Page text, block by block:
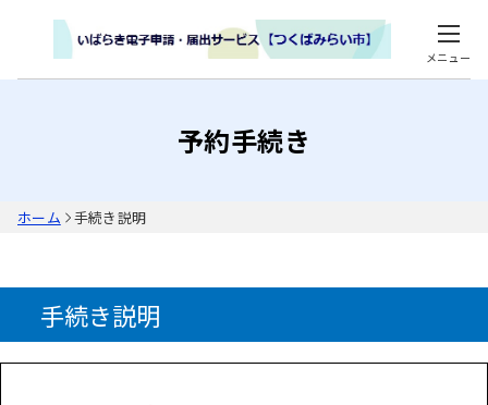
メニュー
予約手続き
ホーム 手続き説明
手続き説明